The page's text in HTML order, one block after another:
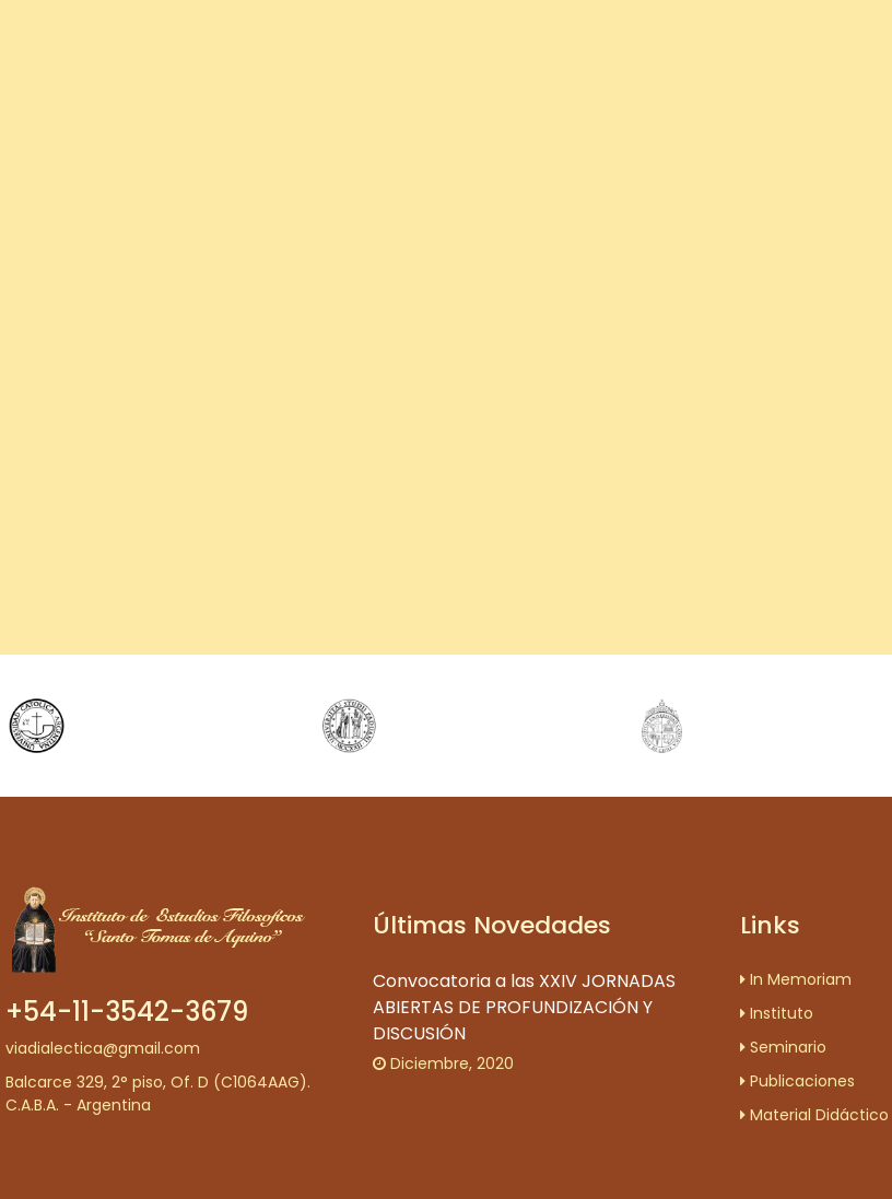
+54-11-3542-3679
viadialectica@gmail.com
Balcarce 329, 2° piso, Of. D (C1064AAG).
C.A.B.A. - Argentina
Últimas Novedades
Convocatoria a las XXIV JORNADAS
ABIERTAS DE PROFUNDIZACIÓN Y
DISCUSIÓN
Diciembre, 2020
Links
In Memoriam
Instituto
Seminario
Publicaciones
Material Didáctico